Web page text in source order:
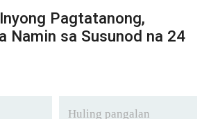
Pagtatanong,
Namin sa Susunod na 24